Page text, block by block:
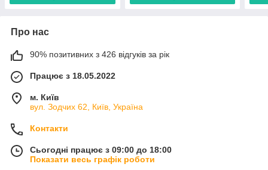
Про нас
90% позитивних з 426 відгуків за рік
Працює з 18.05.2022
м. Київ
вул. Зодчих 62, Київ, Україна
Контакти
Сьогодні працює з 09:00 до 18:00
Показати весь графік роботи